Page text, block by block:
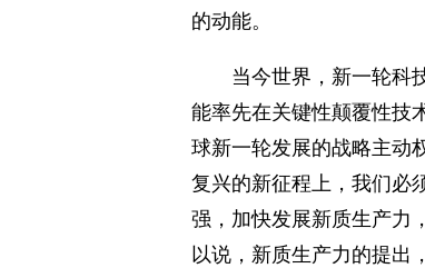
的动能。
当今世界，新一轮科
能率先在关键性颠覆性技
球新一轮发展的战略主动
复兴的新征程上，我们必
强，加快发展新质生产力
以说，新质生产力的提出